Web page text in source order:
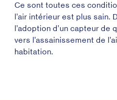
Ce sont toutes ces
l’air intérieur est plus sain.
l’adoption d’un capteur de
vers l’assainissement de
habitation.